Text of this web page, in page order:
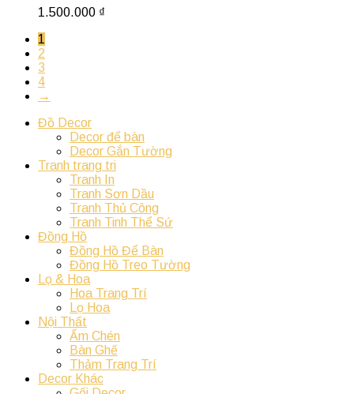
1.500.000 ₫
1
2
3
4
→
Đồ Decor
Decor để bàn
Decor Gắn Tường
Tranh trang tri
Tranh In
Tranh Sơn Dầu
Tranh Thủ Công
Tranh Tinh Thể Sứ
Đồng Hồ
Đồng Hồ Để Bàn
Đồng Hồ Treo Tường
Lọ & Hoa
Hoa Trang Trí
Lọ Hoa
Nội Thất
Ấm Chén
Bàn Ghế
Thảm Trang Trí
Decor Khác